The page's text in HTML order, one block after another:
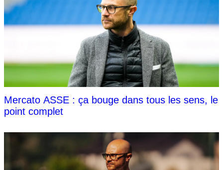
Mercato ASSE : ça bouge dans tous les sens, le
point complet